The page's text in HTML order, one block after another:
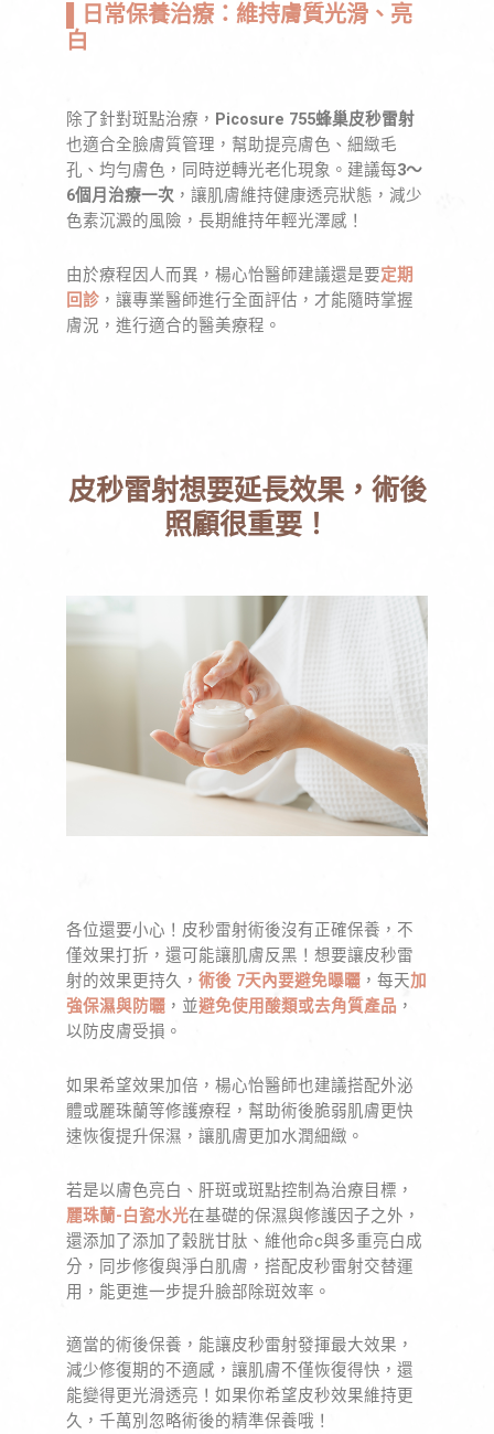
▌日常保養治療：維持膚質光滑、亮
白
除了針對斑點治療， Picosure 755蜂巢皮秒雷射
也適合全臉膚質管理，幫助提亮膚色、細緻毛
孔、均勻膚色，同時逆轉光老化現象。建議每3～
6個月治療一次 ，讓肌膚維持健康透亮狀態，減少
色素沉澱的風險，長期維持年輕光澤感！
由於療程因人而異，楊心怡醫師建議還是要定期
回診 ，讓專業醫師進行全面評估，才能隨時掌握
膚況，進行適合的醫美療程。
皮秒雷射想要延長效果，術後
照顧很重要！
各位還要小心！皮秒雷射術後沒有正確保養，不
僅效果打折，還可能讓肌膚反黑！想要讓皮秒雷
射的效果更持久， 術後 7天內要避免曝曬 ，每天加
強保濕與防曬 ，並避免使用酸類或去角質產品 ，
以防皮膚受損。
如果希望效果加倍，楊心怡醫師也建議搭配外泌
體或麗珠蘭等修護療程，幫助術後脆弱肌膚更快
速恢復提升保濕，讓肌膚更加水潤細緻。
若是以膚色亮白、肝斑或斑點控制為治療目標，
麗珠蘭-白瓷水光在基礎的保濕與修護因子之外，
還添加了添加了穀胱甘肽、維他命c與多重亮白成
分，同步修復與淨白肌膚，搭配皮秒雷射交替運
用，能更進一步提升臉部除斑效率。
適當的術後保養，能讓皮秒雷射發揮最大效果，
減少修復期的不適感，讓肌膚不僅恢復得快，還
能變得更光滑透亮！如果你希望皮秒效果維持更
久，千萬別忽略術後的精準保養哦！